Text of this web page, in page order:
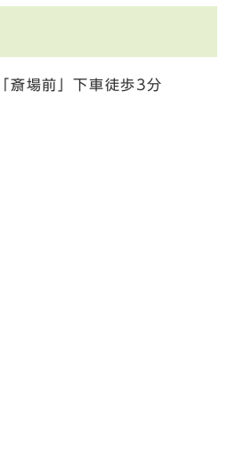
斎場前」下車徒歩3分